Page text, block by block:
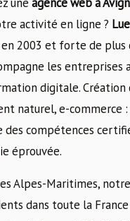
activité en ligne ?
2003 et forte de plus
les entreprises
digitale.
naturel, e-commerce
des compétences
éprouvée.
Alpes-Maritimes,
dans toute la